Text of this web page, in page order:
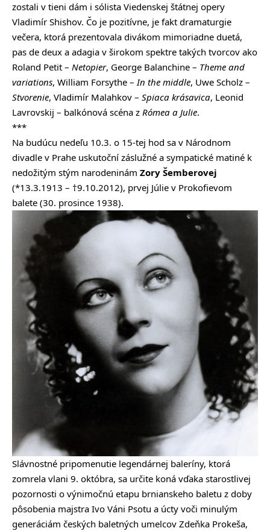
zostali v tieni dám i sólista Viedenskej štátnej opery
Vladimír Shishov. Čo je pozitívne, je fakt dramaturgie
večera, ktorá prezentovala divákom mimoriadne duetá,
pas de deux a adagia v širokom spektre takých tvorcov ako
Roland Petit – Netopier, George Balanchine – Theme and
variations, William Forsythe –In the middle, Uwe Scholz –
Stvorenie, Vladimír Malahkov – Spiaca krásavica, Leonid
Lavrovskij – balkónová scéna z Rómea a Julie.
***
Na budúcu nedeľu 10.3. o 15-tej hod sa v Národnom
divadle v Prahe uskutoční záslužné a sympatické matiné k
nedožitým stým narodeninám Zory Šemberovej
(*13.3.1913 – †9.10.2012), prvej Júlie v Prokofievom
balete (30. prosince 1938).
Slávnostné pripomenutie legendárnej baleríny, ktorá
zomrela vlani 9. októbra, sa určite koná vďaka starostlivej
pozornosti o výnimočnú etapu brnianskeho baletu z doby
pôsobenia majstra Ivo Váni Psotu a úcty voči minulým
generáciám českých baletných umelcov Zdeňka Prokeša,